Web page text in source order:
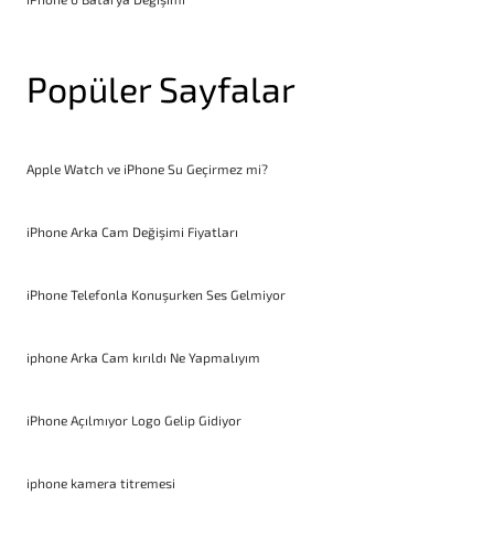
Popüler Sayfalar
Apple Watch ve iPhone Su Geçirmez mi?
iPhone Arka Cam Değişimi Fiyatları
iPhone Telefonla Konuşurken Ses Gelmiyor
iphone Arka Cam kırıldı Ne Yapmalıyım
iPhone Açılmıyor Logo Gelip Gidiyor
iphone kamera titremesi